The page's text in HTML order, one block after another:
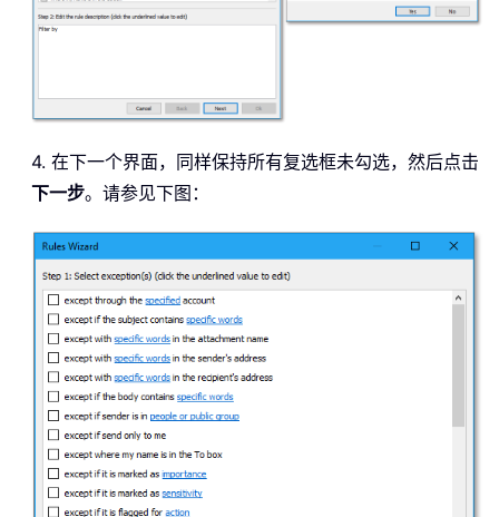
4. 在下一个界面，同样保持所有复选框未勾选，然后点击
下一步。请参见下图：